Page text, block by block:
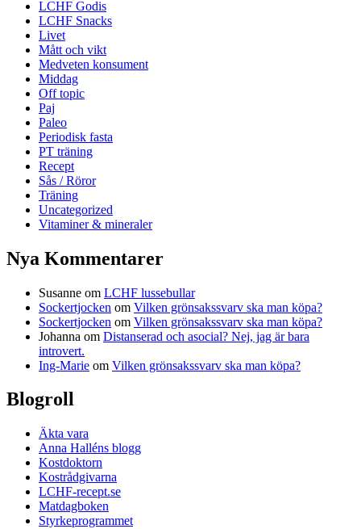
LCHF Godis
LCHF Snacks
Livet
Mått och vikt
Medveten konsument
Middag
Off topic
Paj
Paleo
Periodisk fasta
PT träning
Recept
Sås / Röror
Träning
Uncategorized
Vitaminer & mineraler
Nya Kommentarer
Susanne om LCHF lussebullar
Sockertjocken om Vilken grönsakssvarv ska man köpa?
Sockertjocken om Vilken grönsakssvarv ska man köpa?
Johanna om Distanserad och asocial? Nej, jag är bara
introvert.
Ing-Marie om Vilken grönsakssvarv ska man köpa?
Blogroll
Äkta vara
Anna Halléns blogg
Kostdoktorn
Kostrådgivarna
LCHF-recept.se
Matdagboken
Styrkeprogrammet